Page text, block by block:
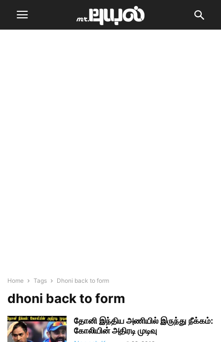
Home Tags Dhoni back to form
dhoni back to form
தோனி இந்திய அணியில் இருந்து நீக்கம்:
கோலியின் அதிரடி முடிவு